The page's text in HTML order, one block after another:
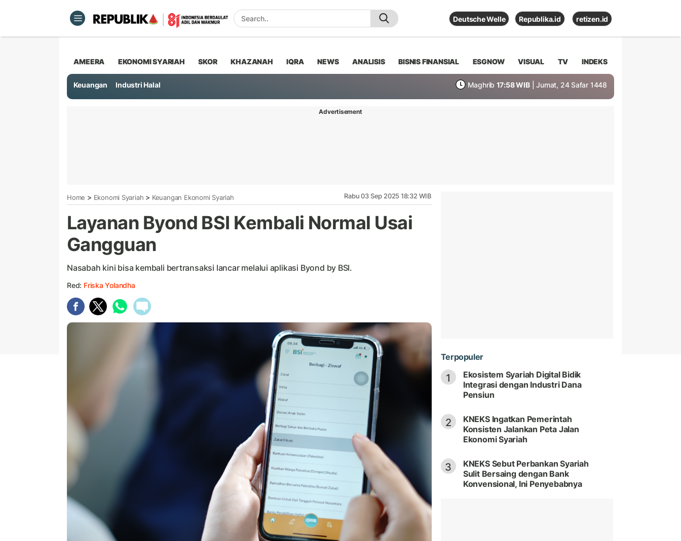
Deutsche Welle Republika.id retizen.id
AMEERA EKONOMI SYARIAH SKOR KHAZANAH IQRA NEWS ANALISIS BISNIS FINANSIAL ESGNOW VISUAL TV INDEKS
Keuangan Industri Halal Maghrib 17:58 WIB | Jumat, 24 Safar 1448
Advertisement
Home > Ekonomi Syariah > Keuangan Ekonomi Syariah Rabu 03 Sep 2025 18:32 WIB
Layanan Byond BSI Kembali Normal Usai
Gangguan
Nasabah kini bisa kembali bertransaksi lancar melalui aplikasi Byond by BSI.
Red: Friska Yolandha
Terpopuler
1
Ekosistem Syariah Digital Bidik
Integrasi dengan Industri Dana
Pensiun
2
KNEKS Ingatkan Pemerintah
Konsisten Jalankan Peta Jalan
Ekonomi Syariah
3
KNEKS Sebut Perbankan Syariah
Sulit Bersaing dengan Bank
Konvensional, Ini Penyebabnya